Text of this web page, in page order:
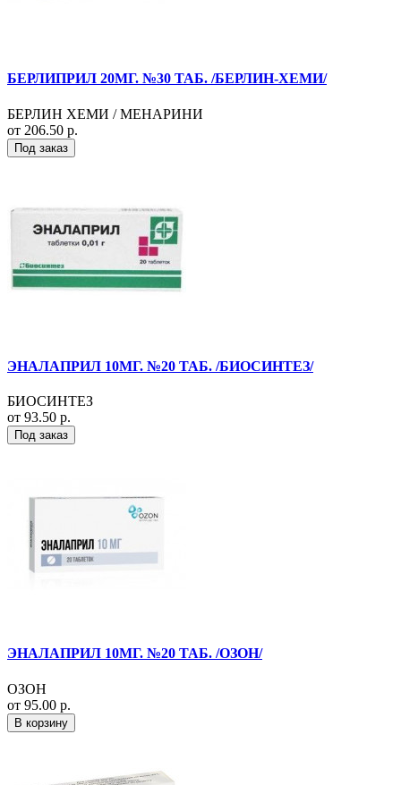
БЕРЛИПРИЛ 20МГ. №30 ТАБ. /БЕРЛИН-ХЕМИ/
БЕРЛИН ХЕМИ / МЕНАРИНИ
от 206.50 р.
Под заказ
ЭНАЛАПРИЛ 10МГ. №20 ТАБ. /БИОСИНТЕЗ/
БИОСИНТЕЗ
от 93.50 р.
Под заказ
ЭНАЛАПРИЛ 10МГ. №20 ТАБ. /ОЗОН/
ОЗОН
от 95.00 р.
В корзину